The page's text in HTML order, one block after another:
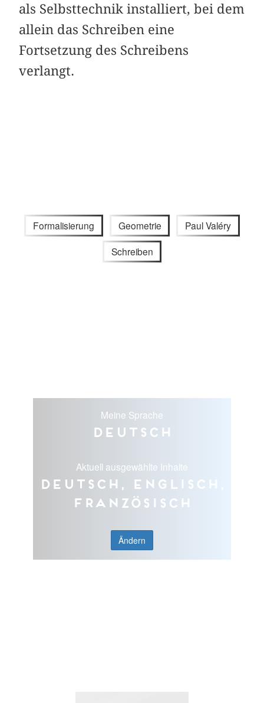
als Selbsttechnik installiert, bei dem
allein das Schreiben eine
Fortsetzung des Schreibens
verlangt.
Formalisierung Geometrie Paul Valéry
Schreiben
Meine Sprache
Deutsch
Aktuell ausgewählte Inhalte
Deutsch, Englisch,
Französisch
Ändern